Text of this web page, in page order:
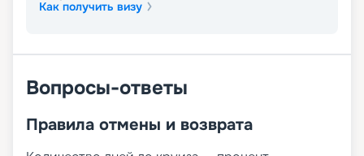
Как получить визу
Вопросы-ответы
Правила отмены и возврата